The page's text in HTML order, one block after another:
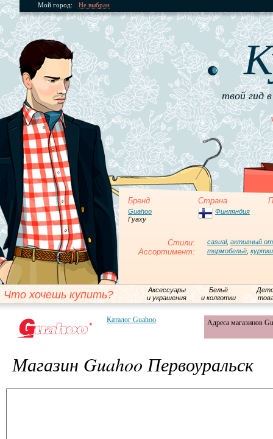
Мой город: Не выбран
твой гид
Бренд Страна
Guahoo
Гуаху
Финляндия
Стили: casual, активный
Ассортимент: термобельё куртки
Что хочешь купить?
Аксессуары
и украшения
Бельё
и колготки
Каталог Guahoo Адреса магазинов
Магазин Guahoo Первоуральск